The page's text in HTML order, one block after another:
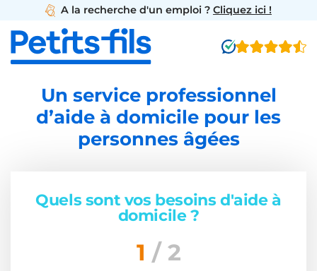
A la recherche d'un emploi ? Cliquez ici !
Un service professionnel
d’aide à domicile pour les
personnes âgées
Quels sont vos besoins d'aide à
domicile ?
1 / 2